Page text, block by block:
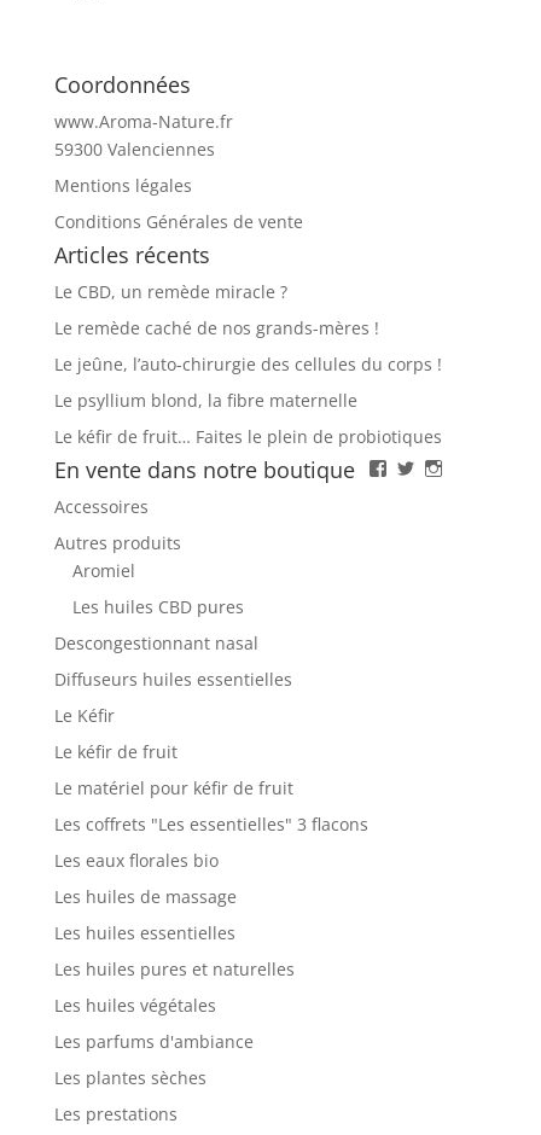
Coordonnées
www.Aroma-Nature.fr
59300 Valenciennes
Mentions légales
Conditions Générales de vente
Articles récents
Le CBD, un remède miracle ?
Le remède caché de nos grands-mères !
Le jeûne, l’auto-chirurgie des cellules du corps !
Le psyllium blond, la fibre maternelle
Le kéfir de fruit… Faites le plein de probiotiques
En vente dans notre boutique
Accessoires
Autres produits
Aromiel
Les huiles CBD pures
Descongestionnant nasal
Diffuseurs huiles essentielles
Le Kéfir
Le kéfir de fruit
Le matériel pour kéfir de fruit
Les coffrets "Les essentielles" 3 flacons
Les eaux florales bio
Les huiles de massage
Les huiles essentielles
Les huiles pures et naturelles
Les huiles végétales
Les parfums d'ambiance
Les plantes sèches
Les prestations
Facebook
TwitterInstagram